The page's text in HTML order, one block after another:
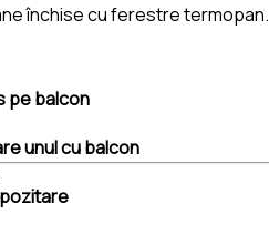
închise cu ferestre termopan.
pe balcon
unul cu balcon